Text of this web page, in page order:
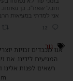
גור
אנו מכבדים זכויות
המגיעים לידינו. אם
רשאים לפנות